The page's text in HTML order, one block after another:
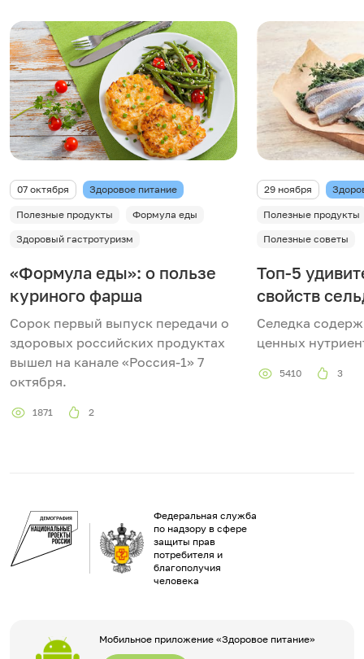
07 октября Здоровое питание
Полезные продукты
Формула еды
Здоровый гастротуризм
«Формула еды»: о пользе
куриного фарша
Сорок первый выпуск передачи о
здоровых российских продуктах
вышел на канале «Россия-1» 7
октября.
1871 2
29 ноября
Полезные продукты
Полезные советы
Топ-5
свойств
Селедка
ценных
5410 3
Федеральная служба
по надзору в сфере
защиты прав
потребителя и
благополучия
человека
Мобильное приложение «Здоровое питание»